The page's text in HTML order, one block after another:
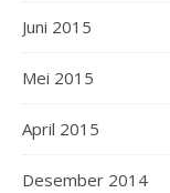
Juni 2015
Mei 2015
April 2015
Desember 2014